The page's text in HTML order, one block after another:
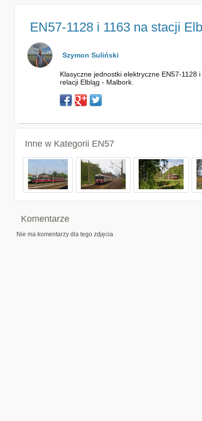
EN57-1128 i 1163 na stacji
Szymon Suliński
Klasyczne jednostki elektryczne EN57-1128
relacji Elbląg - Malbork.
Inne w Kategorii EN57
Komentarze
Nie ma komentarzy dla tego zdjęcia